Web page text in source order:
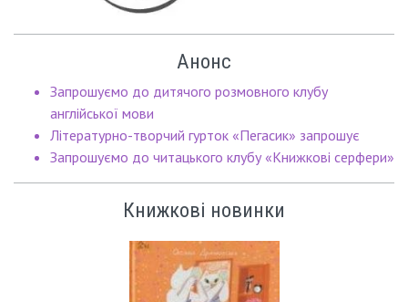
Анонс
Запрошуємо до дитячого розмовного клубу
англійської мови
Літературно-творчий гурток «Пегасик» запрошує
Запрошуємо до читацького клубу «Книжкові серфери»
Книжкові новинки